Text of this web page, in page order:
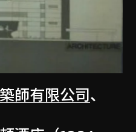
師有限公司 、